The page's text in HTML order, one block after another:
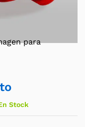
para
Stock